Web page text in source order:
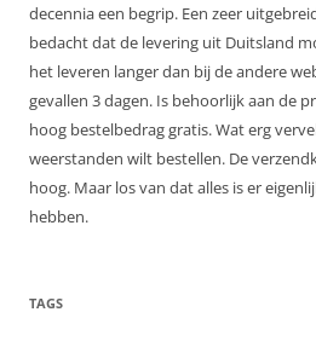
decennia een begrip. Een zeer
bedacht dat de levering uit Duitsland
het leveren langer dan bij de andere
gevallen 3 dagen. Is behoorlijk aan de
hoog bestelbedrag gratis. Wat erg
weerstanden wilt bestellen. De
hoog. Maar los van dat alles is er
hebben.
TAGS